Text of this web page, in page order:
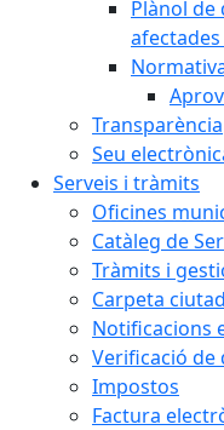
Plànol de
Transparència
Seu
Serveis i tràmits
Oficines
Catàleg de
Tràmits i
Carpeta
Notificacions
Verificació de
Impostos
Factura